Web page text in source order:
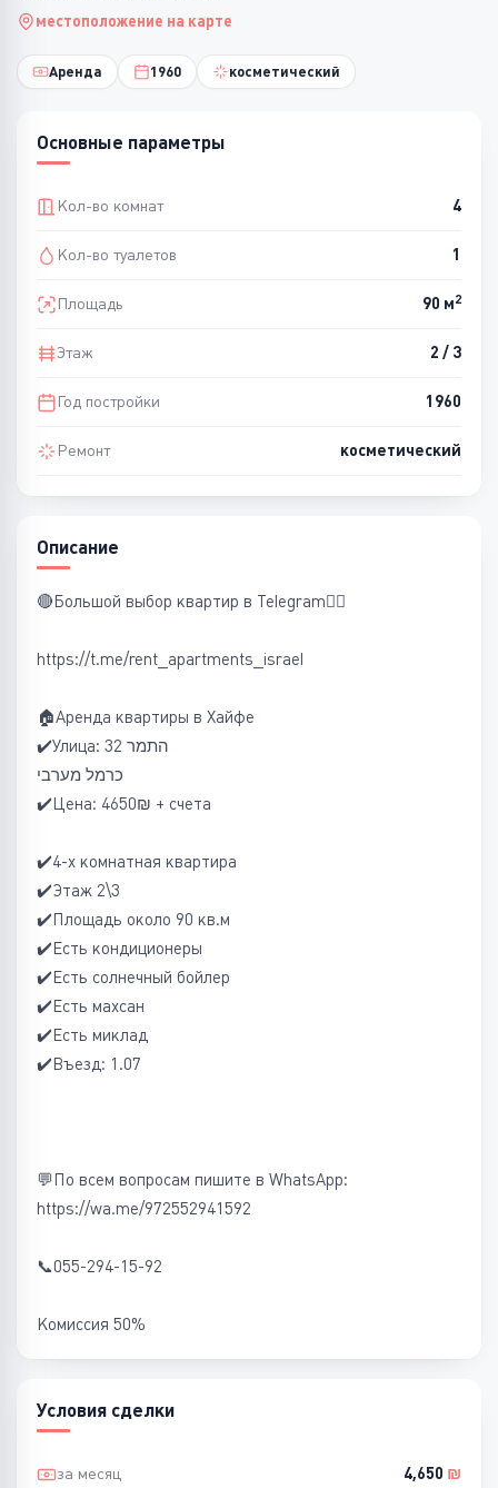
местоположение на карте
Аренда 1960 косметический
Основные параметры
Кол-во комнат 4
Кол-во туалетов 1
Площадь 90 м2
Этаж 2 / 3
Год постройки 1960
Ремонт косметический
Описание
🔴Большой выбор квартир в Telegram👇🏻
https://t.me/rent_apartments_israel
🏠Аренда квартиры в Хайфе
✔️Улица: התמר 32
כרמל מערבי
✔️Цена: 4650₪ + счета
✔️4-х комнатная квартира
✔️Этаж 2\3
✔️Площадь около 90 кв.м
✔️Есть кондиционеры
✔️Есть солнечный бойлер
✔️Есть махсан
✔️Есть миклад
✔️Въезд: 1.07
💬По всем вопросам пишите в WhatsApp:
https://wa.me/972552941592
📞055-294-15-92
Комиссия 50%
Условия сделки
за месяц 4,650 ₪